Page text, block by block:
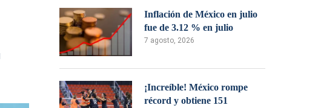
Inflación de México en julio
fue de 3.12 % en julio
7 agosto, 2026
¡Increíble! México rompe
récord y obtiene 151